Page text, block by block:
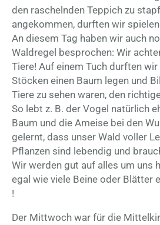
den raschelnden Teppich zu
angekommen, durften wir
An diesem Tag haben wir auch
Waldregel besprochen: Wir
Tiere! Auf einem Tuch durften
Stöcken einen Baum legen und
Tiere zu sehen waren, den
So lebt z. B. der Vogel natürlich
Baum und die Ameise bei den
gelernt, dass unser Wald voller
Pflanzen sind lebendig und
Wir werden gut auf alles um uns
egal wie viele Beine oder Blätter
!
Der Mittwoch war für die